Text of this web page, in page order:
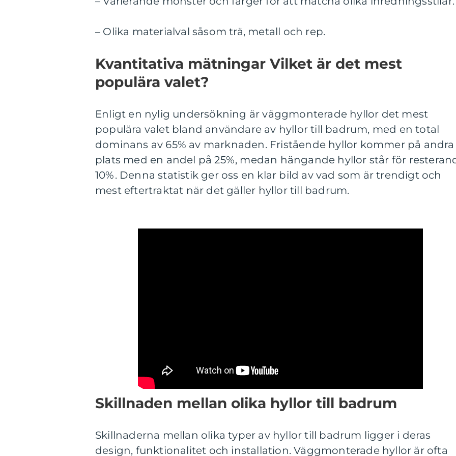
– Olika materialval såsom trä, metall och rep.
Kvantitativa mätningar Vilket är det mest
populära valet?
Enligt en nylig undersökning är väggmonterade hyllor det mest
populära valet bland användare av hyllor till badrum, med en total
dominans av 65% av marknaden. Fristående hyllor kommer på andra
plats med en andel på 25%, medan hängande hyllor står för
10%. Denna statistik ger oss en klar bild av vad som är trendigt och
mest eftertraktat när det gäller hyllor till badrum.
Skillnaden mellan olika hyllor till badrum
Skillnaderna mellan olika typer av hyllor till badrum ligger i deras
design, funktionalitet och installation. Väggmonterade hyllor är ofta